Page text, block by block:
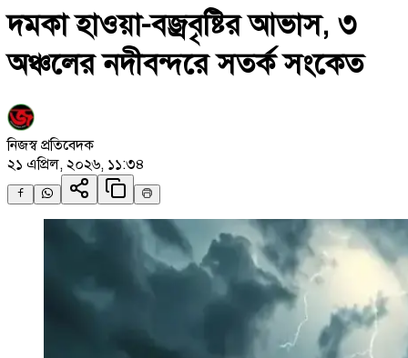
দমকা হাওয়া-বজ্রবৃষ্টির আভাস, ৩
অঞ্চলের নদীবন্দরে সতর্ক সংকেত
নিজস্ব প্রতিবেদক
২১ এপ্রিল, ২০২৬, ১১:৩৪